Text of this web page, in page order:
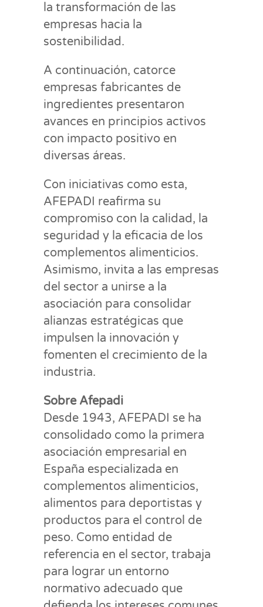
la transformación de las
empresas hacia la
sostenibilidad.
A continuación, catorce
empresas fabricantes de
ingredientes presentaron
avances en principios activos
con impacto positivo en
diversas áreas.
Con iniciativas como esta,
AFEPADI reafirma su
compromiso con la calidad, la
seguridad y la eficacia de los
complementos alimenticios.
Asimismo, invita a las empresas
del sector a unirse a la
asociación para consolidar
alianzas estratégicas que
impulsen la innovación y
fomenten el crecimiento de la
industria.
Sobre Afepadi
Desde 1943, AFEPADI se ha
consolidado como la primera
asociación empresarial en
España especializada en
complementos alimenticios,
alimentos para deportistas y
productos para el control de
peso. Como entidad de
referencia en el sector, trabaja
para lograr un entorno
normativo adecuado que